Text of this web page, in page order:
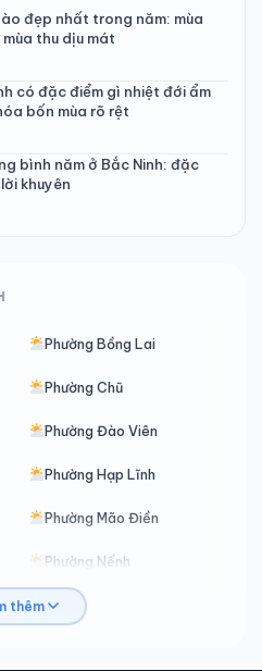
đẹp nhất trong năm: mùa
thu dịu mát
có đặc điểm gì nhiệt đới ẩm
bốn mùa rõ rệt
bình năm ở Bắc Ninh: đặc
khuyên
Phường Bồng Lai
Phường Chũ
Phường Đào Viên
Phường Hạp Lĩnh
Phường Mão Điền
Phường Nếnh
Phường Ninh Xá
thêm